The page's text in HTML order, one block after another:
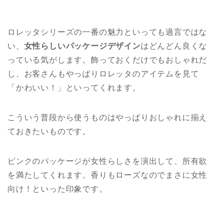
ロレッタシリーズの一番の魅力といっても過言ではな
い、 女性らしいパッケージデザインはどんどん良くな
っている気がします。飾っておくだけでもおしゃれだ
し、お客さんもやっぱりロレッタのアイテムを見て
「かわいい！」といってくれます。
こういう普段から使うものはやっぱりおしゃれに揃え
ておきたいものです。
ピンクのパッケージが女性らしさを演出して、所有欲
を満たしてくれます。香りもローズなのでまさに女性
向け！といった印象です。